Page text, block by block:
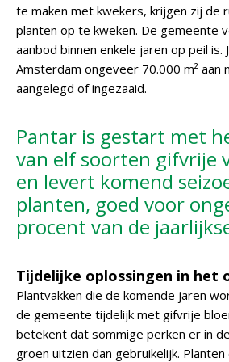
te maken met kwekers, krijgen zij de
planten op te kweken. De gemeente
aanbod binnen enkele jaren op peil is.
Amsterdam ongeveer 70.000 m² aan
aangelegd of ingezaaid.
Pantar is gestart met
van elf soorten gifvrije
en levert komend
planten, goed voor
procent van de
Tijdelijke oplossingen in het
Plantvakken die de komende jaren
de gemeente tijdelijk met gifvrije
betekent dat sommige perken er in
groen uitzien dan gebruikelijk.